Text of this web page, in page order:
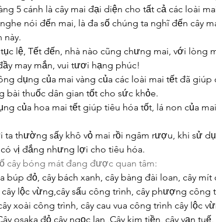
5 cánh là cây mai đại diện cho tất cả các loài
nói đến mai, là đa số chúng ta nghĩ đến cây
này.
lệ, Tết đến, nhà nào cũng chưng mai, với lòng
may mắn, vui tươi hạng phúc!
dụng của mai vàng của các loài mai tết đã
bài thuốc dân gian tốt cho sức khỏe.
của hoa mai tết giúp tiêu hóa tốt, lá non của
ta thường sấy khô vỏ mai rồi ngâm rượu, khi sử
vị đắng nhưng lợi cho tiêu hóa.
cây bóng mát đang được quan tâm:
búp đỏ, cây bách xanh, cây bàng đài loan, cây
cây lộc vừng,cây sấu công trình, cây phượng công
xoài công trình, cây cau vua công trình cây lộc
osaka đỏ,cây ngọc lan ,Cây kim tiền, cây vạn